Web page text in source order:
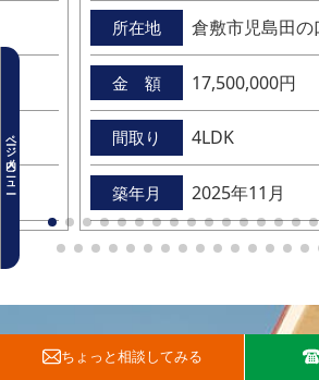
ページ内メニュー
地図・周辺環境
物件情報
お客様の不動産購入を支える3つの
特徴
同エリアの物件
所在地 倉敷市児島田の
金 額 17,500,000円
間取り 4LDK
築年月 2025年11月
ちょっと相談してみる